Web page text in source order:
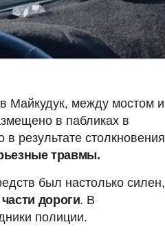
Майкудук, между мостом и
в пабликах в
результате столкновения
травмы.
был настолько силен,
дороги. В
полиции.